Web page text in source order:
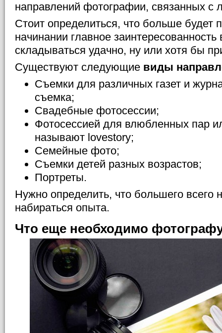
направлений фотографии, связанных с
Стоит определиться, что больше
начинании главное заинтересованность
складываться удачно, ну или хотя бы
Существуют следующие виды
Съемки для различных газет и
съемка;
Свадебные фотосессии;
Фотосессией для влюбленных пар
называют lovestory;
Семейные фото;
Съемки детей разных возрастов;
Портреты.
Нужно определить, что большего всего
набираться опыта.
Что еще необходимо